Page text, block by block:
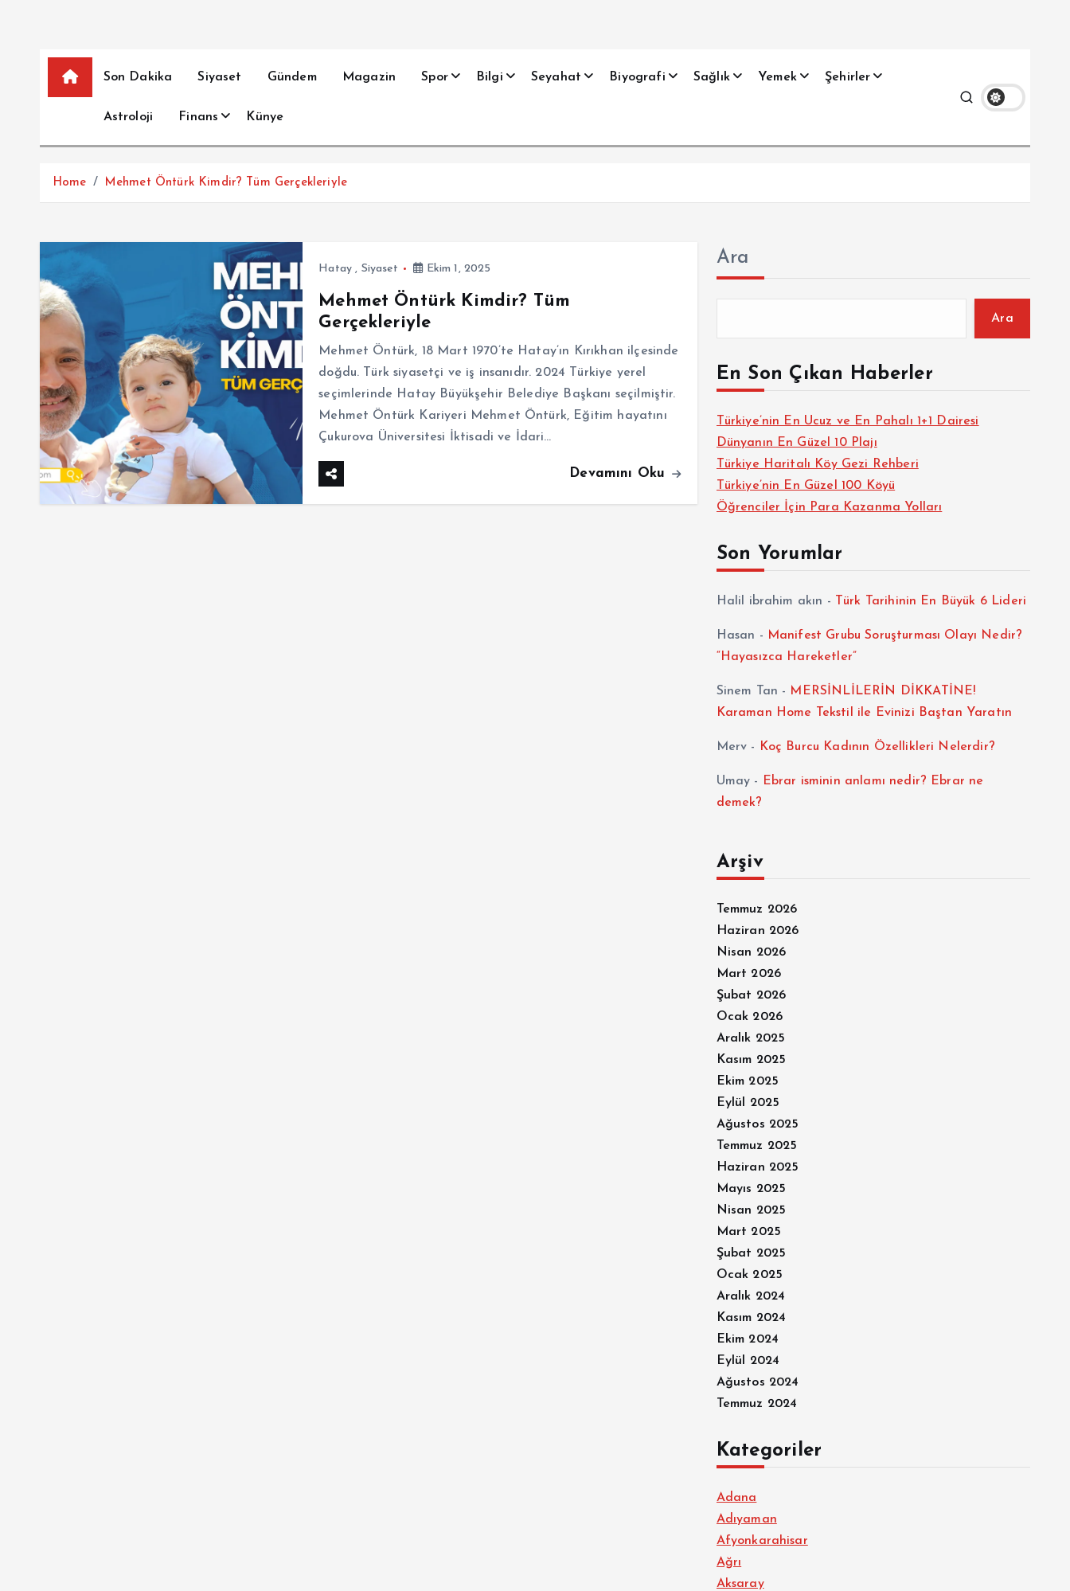
Son Dakika Siyaset Gündem Magazin Spor Bilgi Seyahat Biyografi Sağlık Yemek Şehirler
Astroloji Finans Künye
Home Mehmet Öntürk Kimdir? Tüm Gerçekleriyle
Hatay , Siyaset Ekim 1, 2025
Mehmet Öntürk Kimdir? Tüm
Gerçekleriyle
Mehmet Öntürk, 18 Mart 1970’te Hatay’ın Kırıkhan ilçesinde
doğdu. Türk siyasetçi ve iş insanıdır. 2024 Türkiye yerel
seçimlerinde Hatay Büyükşehir Belediye Başkanı seçilmiştir.
Mehmet Öntürk Kariyeri Mehmet Öntürk, Eğitim hayatını
Çukurova Üniversitesi İktisadi ve İdari…
Devamını Oku
Ara
Ara
En Son Çıkan Haberler
Türkiye’nin En Ucuz ve En Pahalı 1+1 Dairesi
Dünyanın En Güzel 10 Plajı
Türkiye Haritalı Köy Gezi Rehberi
Türkiye’nin En Güzel 100 Köyü
Öğrenciler İçin Para Kazanma Yolları
Son Yorumlar
Halil ibrahim akın - Türk Tarihinin En Büyük 6 Lideri
Hasan - Manifest Grubu Soruşturması Olayı Nedir?
“Hayasızca Hareketler”
Sinem Tan - MERSİNLİLERİN DİKKATİNE!
Karaman Home Tekstil ile Evinizi Baştan Yaratın
Merv - Koç Burcu Kadının Özellikleri Nelerdir?
Umay -
Ebrar isminin anlamı nedir? Ebrar ne
demek?
Arşiv
Temmuz 2026
Haziran 2026
Nisan 2026
Mart 2026
Şubat 2026
Ocak 2026
Aralık 2025
Kasım 2025
Ekim 2025
Eylül 2025
Ağustos 2025
Temmuz 2025
Haziran 2025
Mayıs 2025
Nisan 2025
Mart 2025
Şubat 2025
Ocak 2025
Aralık 2024
Kasım 2024
Ekim 2024
Eylül 2024
Ağustos 2024
Temmuz 2024
Kategoriler
Adana
Adıyaman
Afyonkarahisar
Ağrı
Aksaray